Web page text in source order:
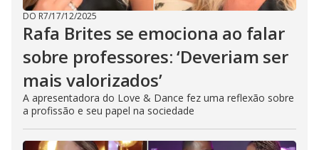
DO R7/17/12/2025
Rafa Brites se emociona ao falar
sobre professores: ‘Deveriam ser
mais valorizados’
A apresentadora do Love & Dance fez uma reflexão sobre
a profissão e seu papel na sociedade